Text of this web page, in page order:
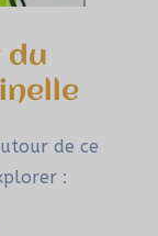
du
de ce
: